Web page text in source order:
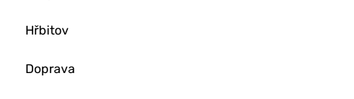
Hřbitov
Doprava